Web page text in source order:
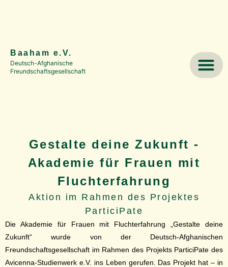
Baaham e.V.
Deutsch-Afghanische
Freundschaftsgesellschaft
Gestalte deine Zukunft -
Akademie für Frauen mit
Fluchterfahrung
Aktion im Rahmen des Projektes
ParticiPate
Die Akademie für Frauen mit Fluchterfahrung „Gestalte deine
Zukunft“ wurde von der Deutsch-Afghanischen
Freundschaftsgesellschaft im Rahmen des Projekts ParticiPate des
Avicenna-Studienwerk e.V. ins Leben gerufen. Das Projekt hat – in